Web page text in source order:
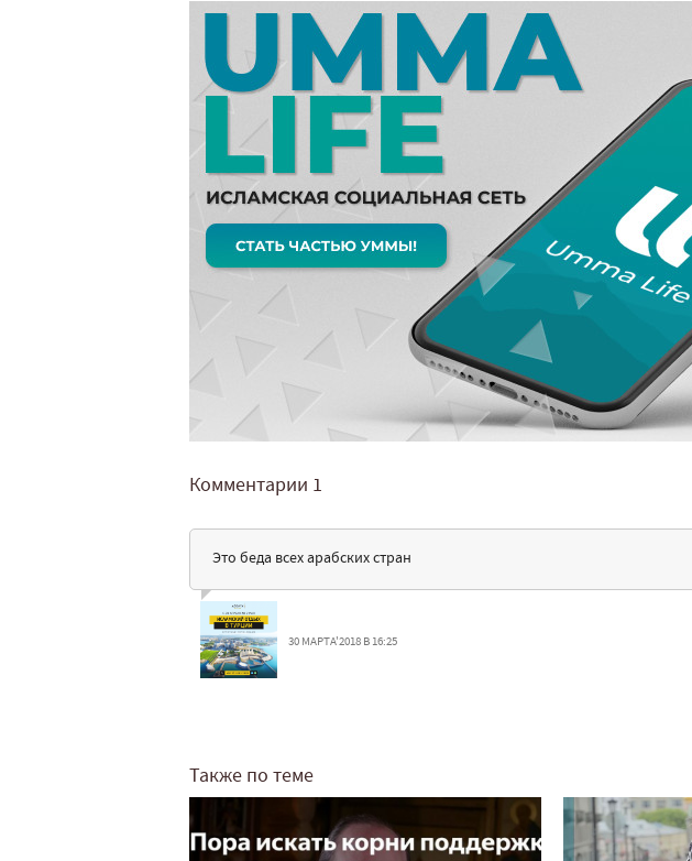
Комментарии 1
Это беда всех арабских стран
30 МАРТА'2018 В 16:25
Также по теме